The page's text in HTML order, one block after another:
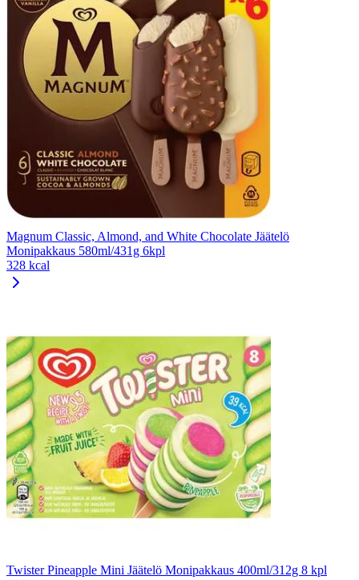
Magnum Classic, Almond, and White Chocolate Jäätelö
Monipakkaus 580ml/431g 6kpl
328 kcal
Twister Pineapple Mini Jäätelö Monipakkaus 400ml/312g 8 kpl